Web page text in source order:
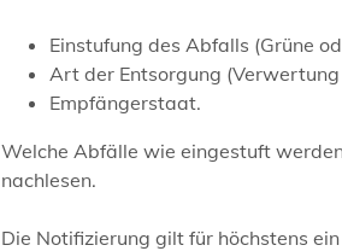
Einstufung des Abfalls (Grüne
Art der Entsorgung
Empfängerstaat.
Welche Abfälle wie eingestuft
nachlesen.
Die Notifizierung gilt für höchstens ein